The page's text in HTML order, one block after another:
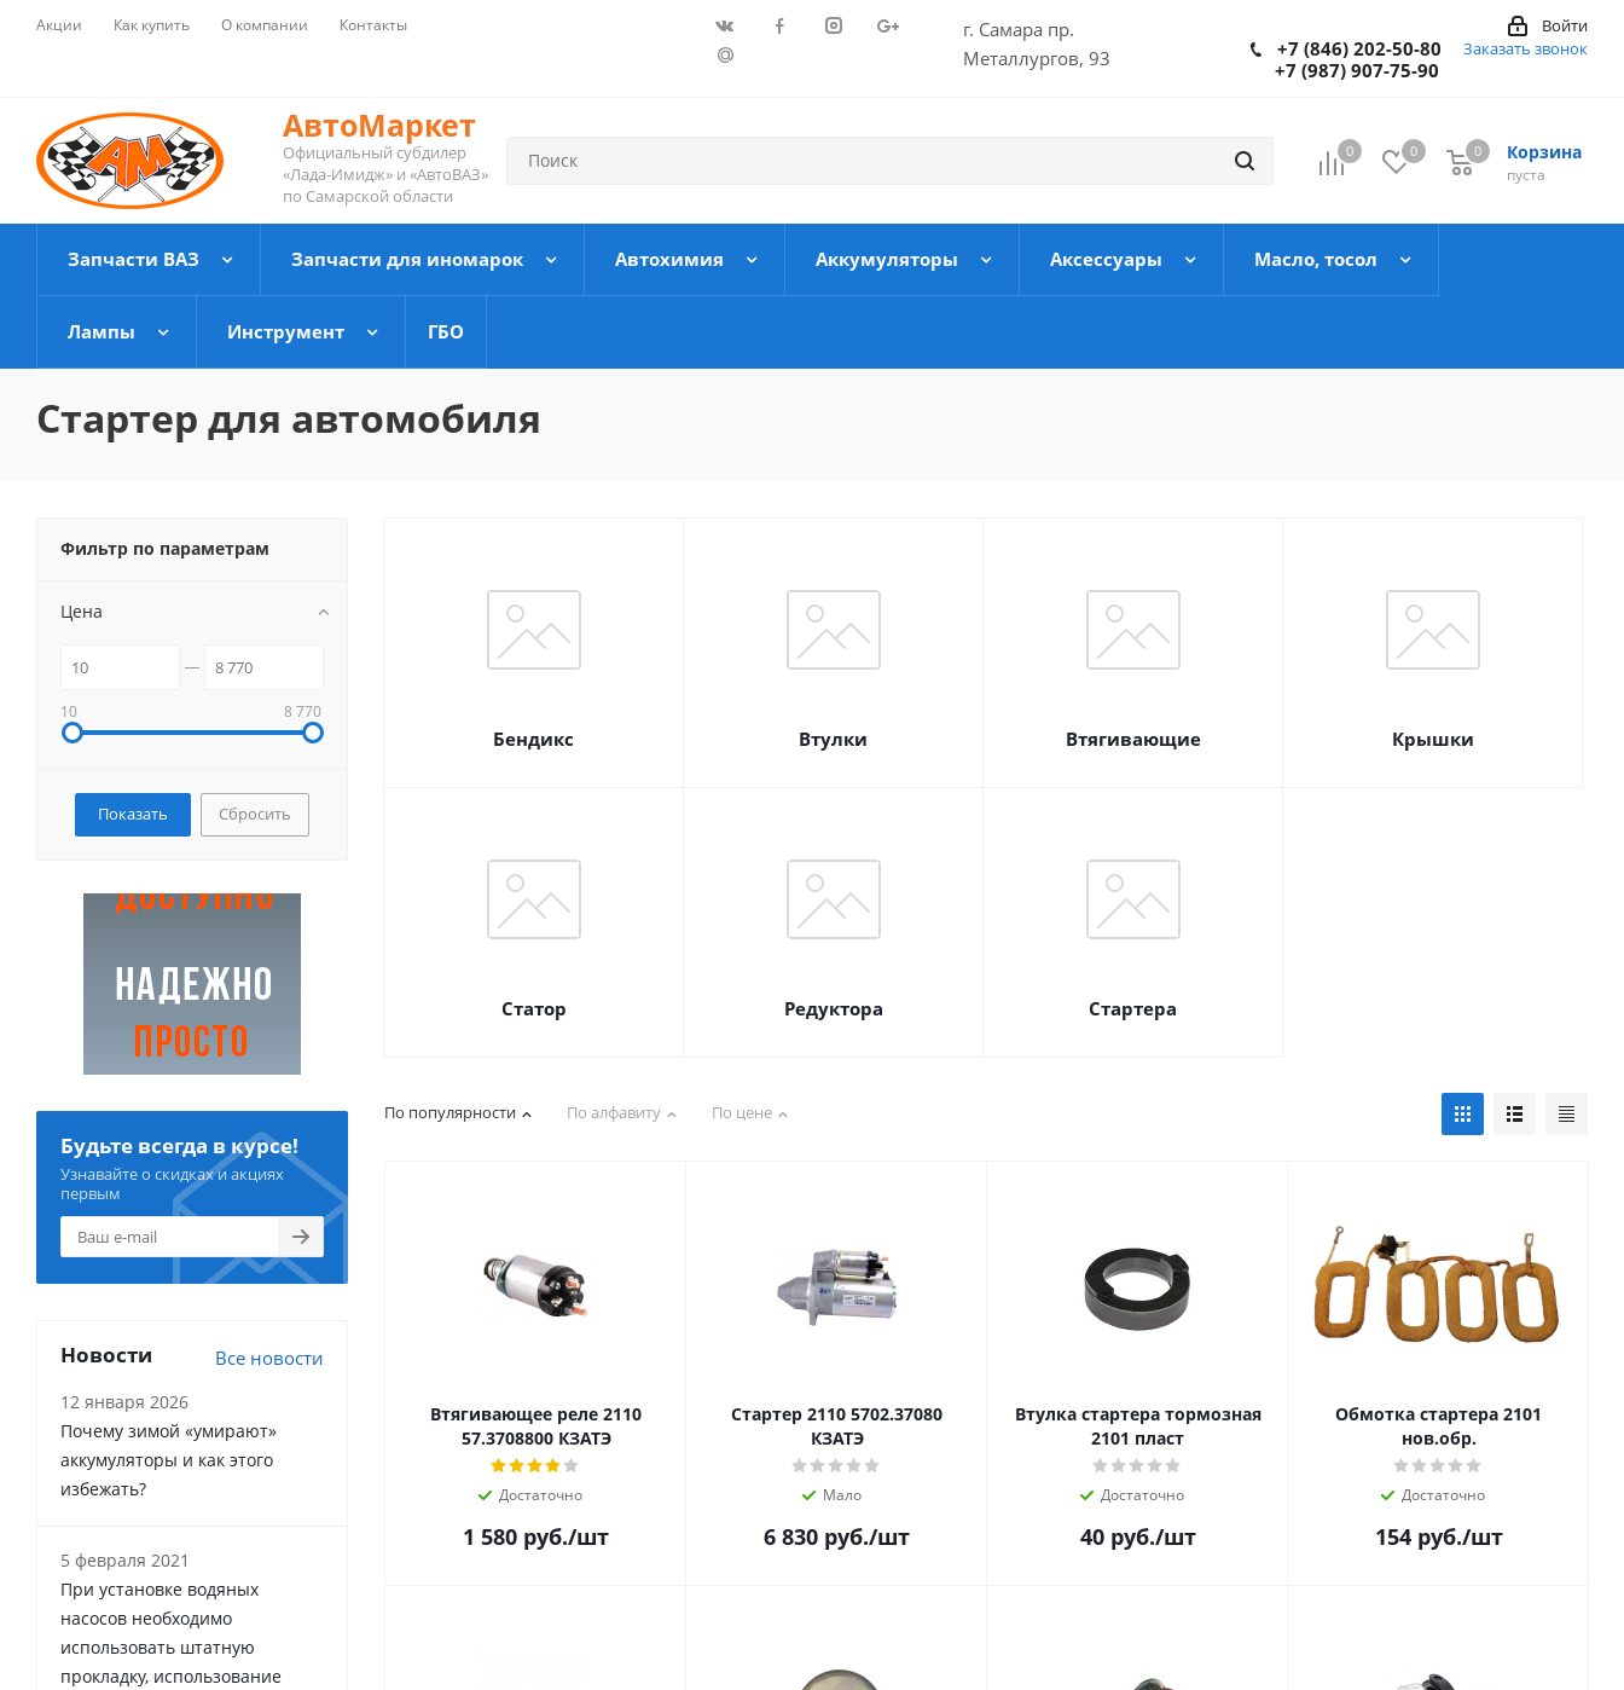
Акции Как купить О компании Контакты
г. Самара пр.
Металлургов, 93
Войти
+7 (846) 202-50-80
+7 (987) 907-75-90
Заказать звонок
АвтоМаркет
Официальный субдилер
«Лада-Имидж» и «АвтоВАЗ»
по Самарской области
0 0 Корзина
пуста
0
Запчасти ВАЗ Запчасти для иномарок Автохимия Аккумуляторы Аксессуары Масло, тосол
Лампы Инструмент ГБО
Стартер для автомобиля
Бендикс Втулки Втягивающие Крышки
Статор Редуктора Стартера
По популярности По алфавиту По цене
Втягивающее реле 2110
57.3708800 КЗАТЭ
Достаточно
1 580 руб./шт
Стартер 2110 5702.37080
КЗАТЭ
Мало
6 830 руб./шт
Втулка стартера тормозная
2101 пласт
Достаточно
40руб./шт
Обмотка стартера 2101
нов.обр.
Достаточно
154руб./шт
Фильтр по параметрам
Цена
10 8 770
Сбросить
Будьте всегда в курсе!
Узнавайте о скидках и акциях
первым
Новости Все новости
12 января 2026
Почему зимой «умирают»
аккумуляторы и как этого
избежать?
5 февраля 2021
При установке водяных
насосов необходимо
использовать штатную
прокладку, использование